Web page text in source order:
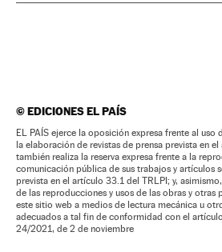
©EDICIONES EL PAÍS
EL PAÍS ejerce la oposición expresa frente al uso
la elaboración de revistas de prensa prevista en
también realiza la reserva expresa frente a la
comunicación pública de sus trabajos y artículos
prevista en el artículo 33.1 del TRLPI; y,
de las reproducciones y usos de las obras y otras
este sitio web a medios de lectura mecánica u
adecuados a tal fin de conformidad con el
24/2021, de 2 de noviembre